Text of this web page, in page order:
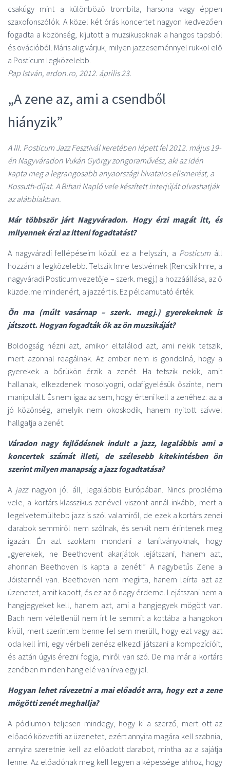
csakúgy mint a különböző trombita, harsona vagy éppen
szaxofonszólók. A közel két órás koncertet nagyon kedvezően
fogadta a közönség, kijutott a muzsikusoknak a hangos tapsból
és ovációból. Máris alig várjuk, milyen jazzeseménnyel rukkol elő
a Posticum legközelebb.
Pap István, erdon.ro, 2012. április 23.
„A zene az, ami a csendből
hiányzik”
A III. Posticum Jazz Fesztivál keretében lépett fel 2012. május 19-
én Nagyváradon Vukán György zongoraművész, aki az idén
kapta meg a legrangosabb anyaországi hivatalos elismerést, a
Kossuth-díjat. A Bihari Napló vele készített interjúját olvashatják
az alábbiakban.
Már többször járt Nagyváradon. Hogy érzi magát itt, és
milyennek érzi az itteni fogadtatást?
A nagyváradi fellépéseim közül ez a helyszín, a Posticum áll
hozzám a legközelebb. Tetszik Imre testvérnek (Rencsik Imre, a
nagyváradi Posticum vezetője – szerk. megj.) a hozzáállása, az ő
küzdelme mindenért, a jazzért is. Ez példamutató érték.
Ön ma (múlt vasárnap – szerk. megj.) gyerekeknek is
játszott. Hogyan fogadták ők az ön muzsikáját?
Boldogság nézni azt, amikor eltalálod azt, ami nekik tetszik,
mert azonnal reagálnak. Az ember nem is gondolná, hogy a
gyerekek a bőrükön érzik a zenét. Ha tetszik nekik, amit
hallanak, elkezdenek mosolyogni, odafigyelésük őszinte, nem
manipulált. És nem igaz az sem, hogy érteni kell a zenéhez: az a
jó közönség, amelyik nem okoskodik, hanem nyitott szívvel
hallgatja a zenét.
Váradon nagy fejlődésnek indult a jazz, legalábbis ami a
koncertek számát illeti, de szélesebb kitekintésben ön
szerint milyen manapság a jazz fogadtatása?
A jazz nagyon jól áll, legalábbis Európában. Nincs probléma
vele, a kortárs klasszikus zenével viszont annál inkább, mert a
legelvetemültebb jazz is szól valamiről, de ezek a kortárs zenei
darabok semmiről nem szólnak, és senkit nem érintenek meg
igazán. Én azt szoktam mondani a tanítványoknak, hogy
„gyerekek, ne Beethovent akarjátok lejátszani, hanem azt,
ahonnan Beethoven is kapta a zenét!” A nagybetűs Zene a
Jóistennél van. Beethoven nem megírta, hanem leírta azt az
üzenetet, amit kapott, és ez az ő nagy érdeme. Lejátszani nem a
hangjegyeket kell, hanem azt, ami a hangjegyek mögött van.
Bach nem véletlenül nem írt le semmit a kottába a hangokon
kívül, mert szerintem benne fel sem merült, hogy ezt vagy azt
oda kell írni; egy vérbeli zenész elkezdi játszani a kompozícióit,
és aztán úgyis érezni fogja, miről van szó. De ma már a kortárs
zenében minden hang elé van írva egy jel.
Hogyan lehet rávezetni a mai előadót arra, hogy ezt a zene
mögötti zenét meghallja?
A pódiumon teljesen mindegy, hogy ki a szerző, mert ott az
előadó közvetíti az üzenetet, ezért annyira magára kell szabnia,
annyira szeretnie kell az előadott darabot, mintha az a sajátja
lenne. Az előadónak meg kell legyen a képessége ahhoz, hogy